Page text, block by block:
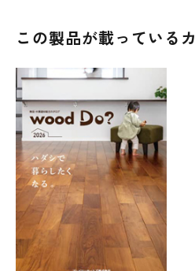
この製品が載っている